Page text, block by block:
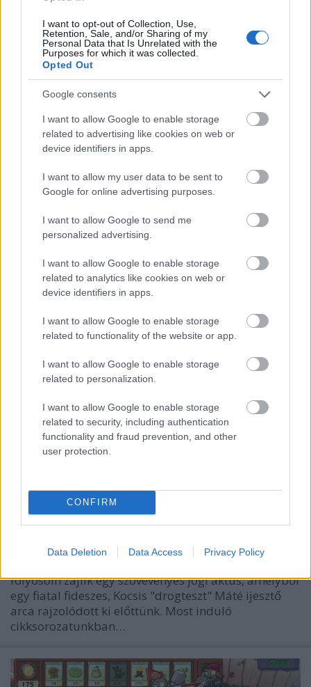
I want to opt-out of Collection, Use,
Retention, Sale, and/or Sharing of my
Personal Data that Is Unrelated with the
Purposes for which it was collected.
Opted Out
Google consents
I want to allow Google to enable storage
related to advertising like cookies on web or
device identifiers in apps.
I want to allow my user data to be sent to
Google for online advertising purposes.
I want to allow Google to send me
personalized advertising.
I want to allow Google to enable storage
related to analytics like cookies on web or
device identifiers in apps.
I want to allow Google to enable storage
related to functionality of the website or app.
I want to allow Google to enable storage
related to personalization.
I want to allow Google to enable storage
related to security, including authentication
functionality and fraud prevention, and other
user protection.
CONFIRM
Data Deletion Data Access Privacy Policy
Hadd szívjon csak Ratyi Matyi a
megvetettek oldalán!
Itt a bizonyíték, hogy Kocsis Máté teljesen agyhalott,
ha azt hiszi, hogy megváltoztathatja a róla kialakult
képet. Akármilyen elszántan buzizik. Mert, ahol a
szexuális preferencia az élet normál része, és a
hálószobatitkok nem nyomnak a latba a politikusi
minőség…
Cumiztatás, kutyapéló és tetvek:
eit!
ng.pontkukac•2015. március 31.
A honi internet eldugott és kevésbé kies tájain, a
folyosóin zajlik egy szövevényes jogi aktus, amelyből
egy fiatal fideszes, Kocsis "drogteszt" Máté ijesztő
arca rajzolódott ki előttünk. Most induló
cikksorozatunkban…